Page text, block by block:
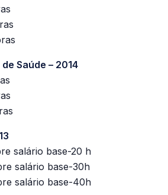
Saúde – 2014
salário base-20 h
salário base-30h
salário base-40h